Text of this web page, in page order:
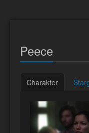
Peece
Charakter